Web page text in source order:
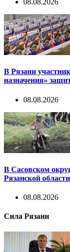
08.08.2026
В Рязани
назначения»
08.08.2026
В Сасовском
Рязанской
08.08.2026
Сила Рязани